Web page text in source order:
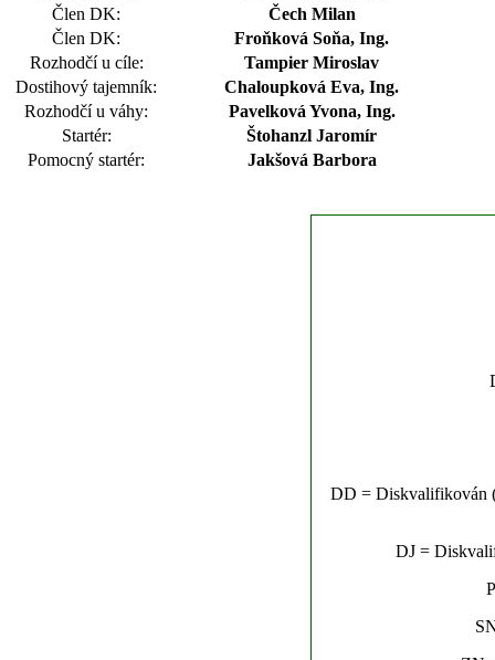
Člen DK:
Čech Milan
Člen DK:
Froňková Soňa, Ing.
Rozhodčí u cíle:
Tampier Miroslav
Dostihový tajemník:
Chaloupková Eva, Ing.
Rozhodčí u váhy:
Pavelková Yvona, Ing.
Startér:
Štohanzl Jaromír
Pomocný startér:
Jakšová Barbora
DD = Diskvalifikován
DJ =